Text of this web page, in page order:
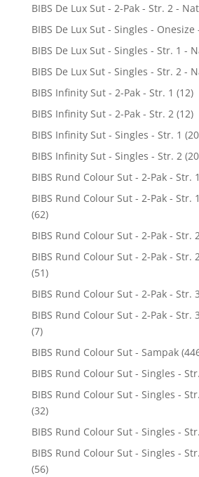
BIBS De Lux Sut - 2-Pak - Str. 2 -
BIBS De Lux Sut - Singles - Onesize
BIBS De Lux Sut - Singles - Str. 1 -
BIBS De Lux Sut - Singles - Str. 2 -
BIBS Infinity Sut - 2-Pak - Str. 1 (12)
BIBS Infinity Sut - 2-Pak - Str. 2 (12)
BIBS Infinity Sut - Singles - Str. 1
BIBS Infinity Sut - Singles - Str. 2
BIBS Rund Colour Sut - 2-Pak - Str. 1
BIBS Rund Colour Sut - 2-Pak -
(62)
BIBS Rund Colour Sut - 2-Pak - Str.
BIBS Rund Colour Sut - 2-Pak -
(51)
BIBS Rund Colour Sut - 2-Pak - Str. 3
BIBS Rund Colour Sut - 2-Pak -
(7)
BIBS Rund Colour Sut - Sampak
BIBS Rund Colour Sut - Singles -
BIBS Rund Colour Sut - Singles -
(32)
BIBS Rund Colour Sut - Singles -
BIBS Rund Colour Sut - Singles -
(56)